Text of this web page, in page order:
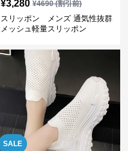
¥3,280 ¥4690(割引前)
スリッポン メンズ 通気性抜群
メッシュ軽量スリッポン
SALE